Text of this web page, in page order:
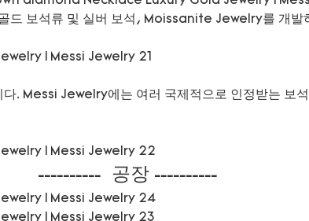
드 보석류 및 실버 보석, Moissanite Jewelry를 개발
. Messi Jewelry에는 여러 국제적으로 인정받는 보
---------- 공장 ----------